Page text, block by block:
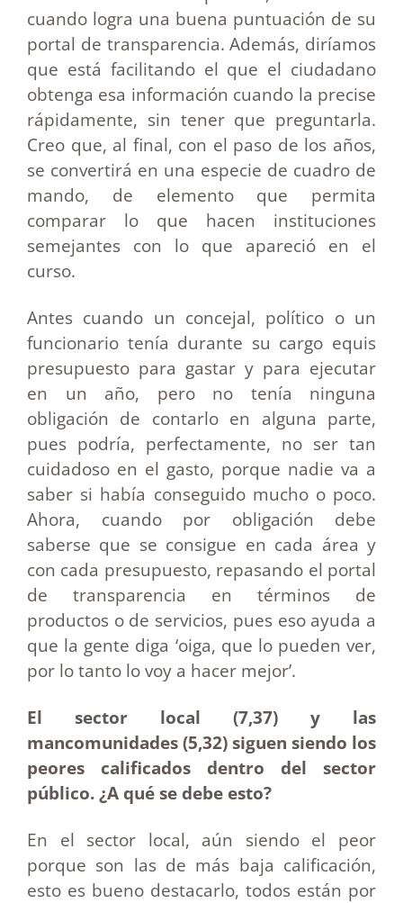
cuando logra una buena puntuación de su
portal de transparencia. Además, diríamos
que está facilitando el que el ciudadano
obtenga esa información cuando la precise
rápidamente, sin tener que preguntarla.
Creo que, al final, con el paso de los años,
se convertirá en una especie de cuadro de
mando, de elemento que permita
comparar lo que hacen instituciones
semejantes con lo que apareció en el
curso.
Antes cuando un concejal, político o un
funcionario tenía durante su cargo equis
presupuesto para gastar y para ejecutar
en un año, pero no tenía ninguna
obligación de contarlo en alguna parte,
pues podría, perfectamente, no ser tan
cuidadoso en el gasto, porque nadie va a
saber si había conseguido mucho o poco.
Ahora, cuando por obligación debe
saberse que se consigue en cada área y
con cada presupuesto, repasando el portal
de transparencia en términos de
productos o de servicios, pues eso ayuda a
que la gente diga ‘oiga, que lo pueden ver,
por lo tanto lo voy a hacer mejor’.
El sector local (7,37) y las
mancomunidades (5,32) siguen siendo los
peores calificados dentro del sector
público. ¿A qué se debe esto?
En el sector local, aún siendo el peor
porque son las de más baja calificación,
esto es bueno destacarlo, todos están por